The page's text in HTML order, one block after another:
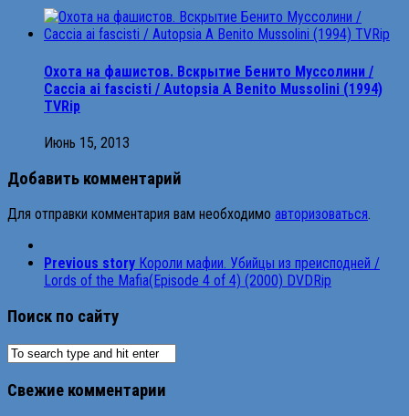
Охота на фашистов. Вскрытие Бенито Муссолини /
Caccia ai fascisti / Autopsia A Benito Mussolini (1994)
TVRip
Июнь 15, 2013
Добавить комментарий
Для отправки комментария вам необходимо авторизоваться.
Previous story Короли мафии. Убийцы из преисподней /
Lords of the Mafia(Episode 4 of 4) (2000) DVDRip
Поиск по сайту
Свежие комментарии